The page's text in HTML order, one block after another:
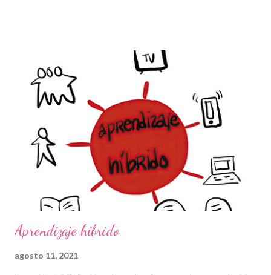
a distancia para disminuir aglomeraciones y evitar o prevenir
más contagios. Por el cual la sep a descartado el regreso a
clases presenciales y presenta este modelo híbrido en el cual
presentamos clases a distancia. AGRADECEMOS A LOS
CREADORES DE ESTE GRANDIOSO MATERIAL QUE NOS
AYUDARA EN ESTA CUARENTENA, NOSOTROS SOLO LO
COMPARTIMOS CON FINES EDUCATIVOS. ATENTAMENTE.
COMUNIDAD MULTIGRADO UNITARIA AUTORES. GRACIAS
POR SU VISIT...
Aprendizaje híbrido
agosto 11, 2021